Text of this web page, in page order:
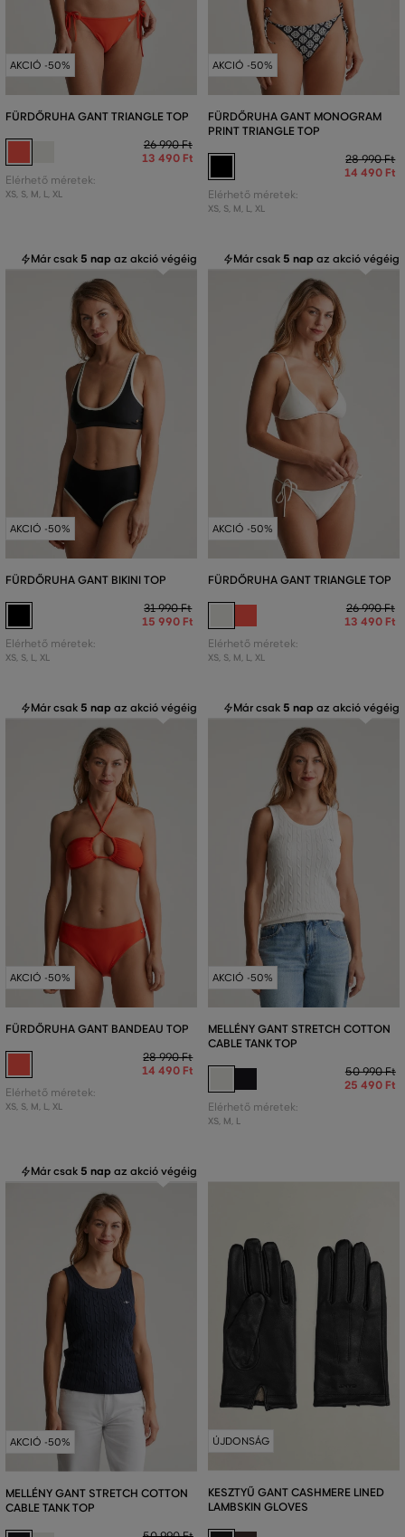
AKCIÓ -50%
FÜRDŐRUHA GANT TRIANGLE TOP
26 990 Ft
13 490 Ft
Elérhető méretek:
XS, S, M, L, XL
AKCIÓ -50%
FÜRDŐRUHA GANT MONOGRAM
PRINT TRIANGLE TOP
28 990 Ft
14 490 Ft
Elérhető méretek:
XS, S, M, L, XL
Már csak 5 nap az akció végéig
AKCIÓ -50%
FÜRDŐRUHA GANT BIKINI TOP
31 990 Ft
15 990 Ft
Elérhető méretek:
XS, S, L, XL
Már csak 5 nap az akció végéig
AKCIÓ -50%
FÜRDŐRUHA GANT TRIANGLE TOP
26 990 Ft
13 490 Ft
Elérhető méretek:
XS, S, M, L, XL
Már csak 5 nap az akció végéig
AKCIÓ -50%
FÜRDŐRUHA GANT BANDEAU TOP
28 990 Ft
14 490 Ft
Elérhető méretek:
XS, S, M, L, XL
Már csak 5 nap az akció végéig
AKCIÓ -50%
MELLÉNY GANT STRETCH COTTON
CABLE TANK TOP
50 990 Ft
25 490 Ft
Elérhető méretek:
XS, M, L
Már csak 5 nap az akció végéig
AKCIÓ -50%
MELLÉNY GANT STRETCH COTTON
CABLE TANK TOP
ÚJDONSÁG
KESZTYŰ GANT CASHMERE LINED
LAMBSKIN GLOVES